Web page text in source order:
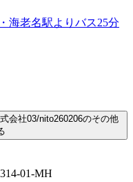
海老名駅よりバス25分
会社03/nito260206のその他
01-MH